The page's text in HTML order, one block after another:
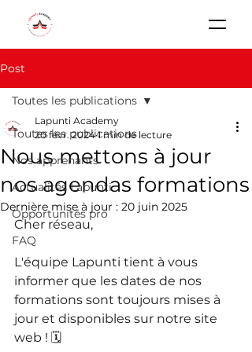
Post
Toutes les publications
Nos apprenants
Actualités Lapunti
Opportunités pro
FAQ
Toutes les publications
Nous mettons à jour
nos agendas formations
Lapunti Academy
20 févr. 2024 1 min de lecture
Dernière mise à jour : 20 juin 2025
Cher réseau,
L'équipe Lapunti tient à vous
informer que les dates de nos
formations sont toujours mises à
jour et disponibles sur notre site
web ! 🗓️